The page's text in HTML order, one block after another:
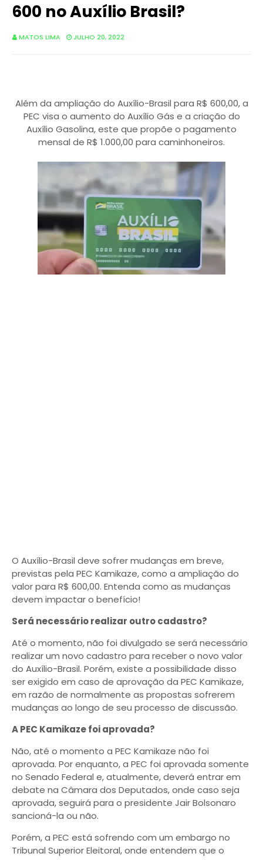
600 no Auxílio Brasil?
MATOS LIMA JULHO 20, 2022
Além da ampliação do Auxílio-Brasil para R$ 600,00, a
PEC visa o aumento do Auxílio Gás e a criação do
Auxílio Gasolina, este que propõe o pagamento
mensal de R$ 1.000,00 para caminhoneiros.
O Auxílio-Brasil deve sofrer mudanças em breve,
previstas pela PEC Kamikaze, como a ampliação do
valor para R$ 600,00. Entenda como as mudanças
devem impactar o benefício!
Será necessário realizar outro cadastro?
Até o momento, não foi divulgado se será necessário
realizar um novo cadastro para receber o novo valor
do Auxílio-Brasil. Porém, existe a possibilidade disso
ser exigido em caso de aprovação da PEC Kamikaze,
em razão de normalmente as propostas sofrerem
mudanças ao longo de seu processo de discussão.
A PEC Kamikaze foi aprovada?
Não, até o momento a PEC Kamikaze não foi
aprovada. Por enquanto, a PEC foi aprovada somente
no Senado Federal e, atualmente, deverá entrar em
debate na Câmara dos Deputados, onde caso seja
aprovada, seguirá para o presidente Jair Bolsonaro
sancioná-la ou não.
Porém, a PEC está sofrendo com um embargo no
Tribunal Superior Eleitoral, onde entendem que o